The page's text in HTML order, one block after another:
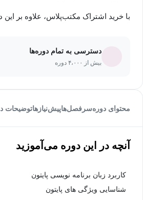
با خرید اشتراک مکتب‌پلاس، علاوه بر این دوره، به بیش از ۴،۰۰۰ دوره
دسترسی به تمام دوره‌ها
بیش از ۴،۰۰۰ دوره
محتوای دورهسرفصل‌هاپیش‌نیاز‌هاتوضیحات
آنچه در این دوره می‌آموزید
کاربرد زبان برنامه نویسی پایتون
شناسایی ویژگی های پایتون